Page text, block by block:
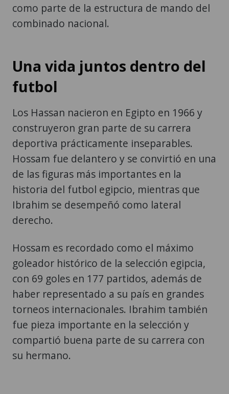
como parte de la estructura de mando del
combinado nacional.
Una vida juntos dentro del
futbol
Los Hassan nacieron en Egipto en 1966 y
construyeron gran parte de su carrera
deportiva prácticamente inseparables.
Hossam fue delantero y se convirtió en una
de las figuras más importantes en la
historia del futbol egipcio, mientras que
Ibrahim se desempeñó como lateral
derecho.
Hossam es recordado como el máximo
goleador histórico de la selección egipcia,
con 69 goles en 177 partidos, además de
haber representado a su país en grandes
torneos internacionales. Ibrahim también
fue pieza importante en la selección y
compartió buena parte de su carrera con
su hermano.